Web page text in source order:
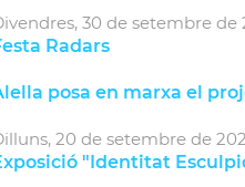
30 desetembre de
Radars
posa en marxa el
20 desetembre de
"Identitat